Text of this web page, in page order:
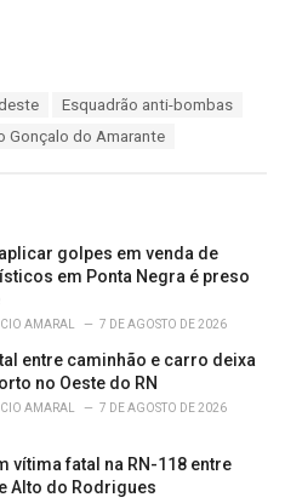
Esquadrão anti-bombas
Gonçalo do Amarante
golpes em venda de
em Ponta Negra é preso
AMARAL 7 DE AGOSTO DE 2026
entre caminhão e carro deixa
no Oeste do RN
AMARAL 7 DE AGOSTO DE 2026
vítima fatal na RN-118 entre
Alto do Rodrigues